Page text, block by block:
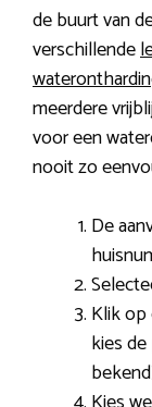
de buurt van
verschillende
meerdere
voor een
nooit zo
De
Klik op
kies